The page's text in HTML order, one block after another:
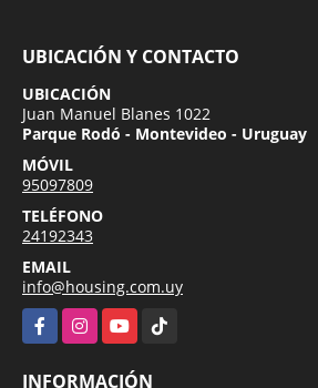
UBICACIÓN Y CONTACTO
UBICACIÓN
Juan Manuel Blanes 1022
Parque Rodó - Montevideo - Uruguay
MÓVIL
95097809
TELÉFONO
24192343
EMAIL
info@housing.com.uy
FacebookInstagramYouTubeTikTok
INFORMACIÓN